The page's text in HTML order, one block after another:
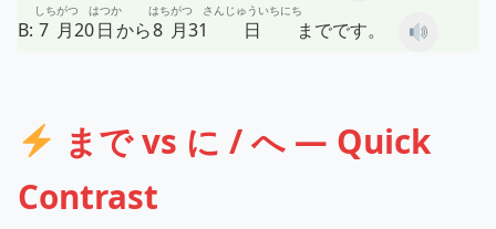
B: 7月
しちがつ
20日
はつか
から8月
はちがつ
31 日
さんじゅういちにち
までです。
まで vs に / へ — Quick
Contrast